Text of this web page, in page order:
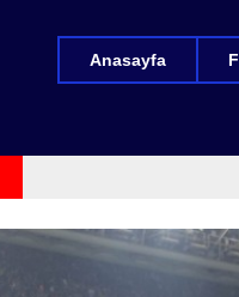
Anasayfa